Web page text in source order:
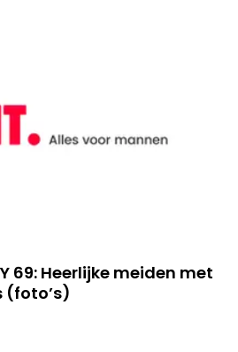
69: Heerlijke meiden met